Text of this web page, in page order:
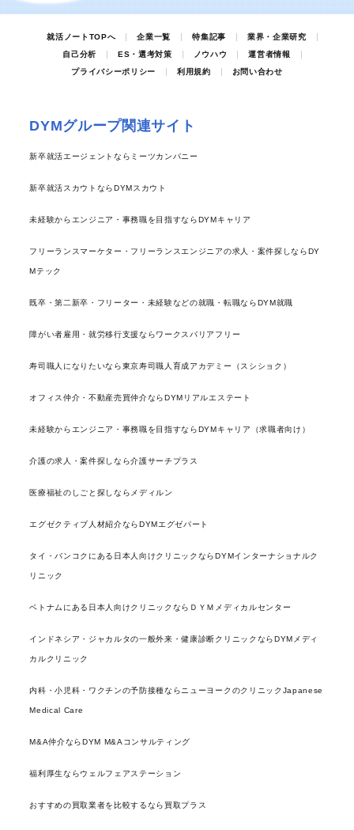
就活ノートTOPへ 企業一覧 特集記事
業界・企業研究
自己分析
ES・選考対策 ノウハウ
運営者情報
プライバシーポリシー
利用規約 お問い合わせ
DYMグループ関連サイト
新卒就活エージェントならミーツカンパニー
新卒就活スカウトならDYMスカウト
未経験からエンジニア・事務職を目指すならDYMキャリア
フリーランスマーケター・フリーランスエンジニアの求人・案件探しならDY
Mテック
既卒・第二新卒・フリーター・未経験などの就職・転職ならDYM就職
障がい者雇用・就労移行支援ならワークスバリアフリー
寿司職人になりたいなら東京寿司職人育成アカデミー（スシショク）
オフィス仲介・不動産売買仲介ならDYMリアルエステート
未経験からエンジニア・事務職を目指すならDYMキャリア（求職者向け）
介護の求人・案件探しなら介護サーチプラス
医療福祉のしごと探しならメディルン
エグゼクティブ人材紹介ならDYMエグゼパート
タイ・バンコクにある日本人向けクリニックならDYMインターナショナルク
リニック
ベトナムにある日本人向けクリニックならＤＹＭメディカルセンター
インドネシア・ジャカルタの一般外来・健康診断クリニックならDYMメディ
カルクリニック
内科・小児科・ワクチンの予防接種ならニューヨークのクリニックJapanese
Medical Care
M&A仲介ならDYM M&Aコンサルティング
福利厚生ならウェルフェアステーション
おすすめの買取業者を比較するなら買取プラス